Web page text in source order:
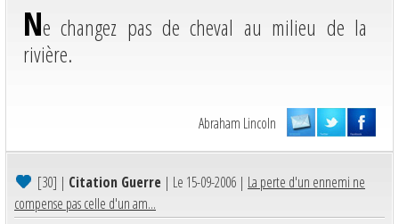
Ne changez pas de cheval au milieu de la
rivière.
Abraham Lincoln
[30] | Citation Guerre | Le 15-09-2006 | La perte d'un ennemi ne
compense pas celle d'un am...